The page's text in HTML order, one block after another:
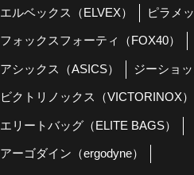
エルベックス（ELVEX） ピラメ
フォックスフォーティ（FOX40）
アシックス（ASICS） ジーショ
ビクトリノックス（VICTORINOX）
エリートバッグ（ELITE BAGS）
アーゴダイン（ergodyne）